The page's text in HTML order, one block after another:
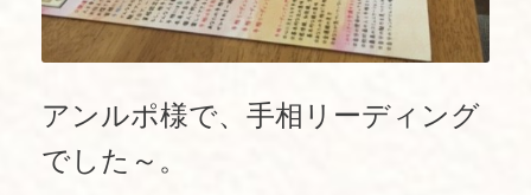
アンルポ様で、手相リーディング
でした～。